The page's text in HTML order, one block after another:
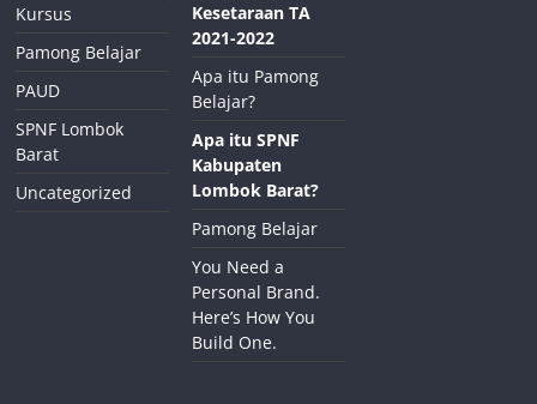
Kursus
Pamong Belajar
PAUD
SPNF Lombok
Barat
Uncategorized
Kesetaraan TA
2021-2022
Apa itu Pamong
Belajar?
Apa itu SPNF
Kabupaten
Lombok Barat?
Pamong Belajar
You Need a
Personal Brand.
Here’s How You
Build One.